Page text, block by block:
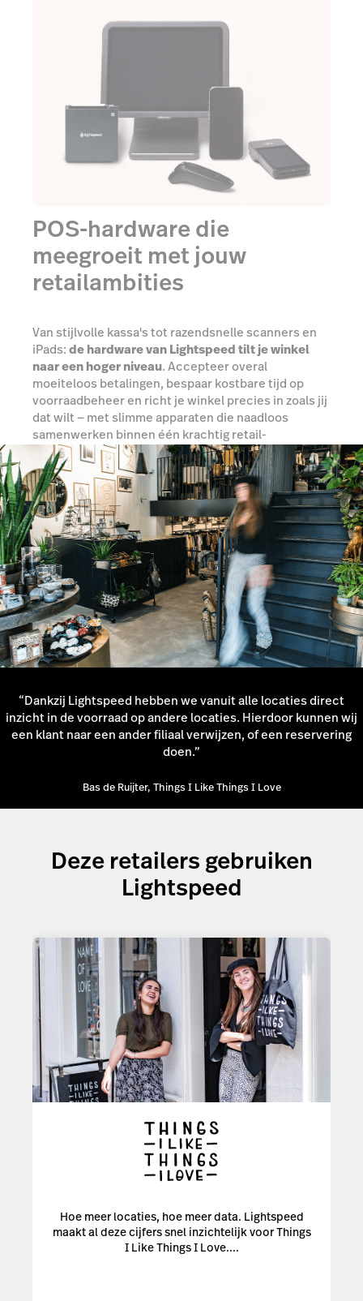
POS-hardware die
meegroeit met jouw
retailambities
Van stijlvolle kassa's tot razendsnelle scanners en
iPads:de hardware van Lightspeed tilt je winkel
naar een hoger niveau. Accepteer overal
moeiteloos betalingen, bespaar kostbare tijd op
voorraadbeheer en richt je winkel precies in zoals jij
dat wilt — met slimme apparaten die naadloos
samenwerken binnen één krachtig retail-
ecosysteem.
Ontdek jouw mogelijkheden
“Dankzij Lightspeed hebben we vanuit alle locaties direct
inzicht in de voorraad op andere locaties. Hierdoor kunnen wij
een klant naar een ander filiaal verwijzen, of een reservering
doen.”
Bas de Ruijter, Things I Like Things I Love
Deze retailers gebruiken
Lightspeed
Hoe meer locaties, hoe meer data. Lightspeed
maakt al deze cijfers snel inzichtelijk voor Things
I Like Things I Love....